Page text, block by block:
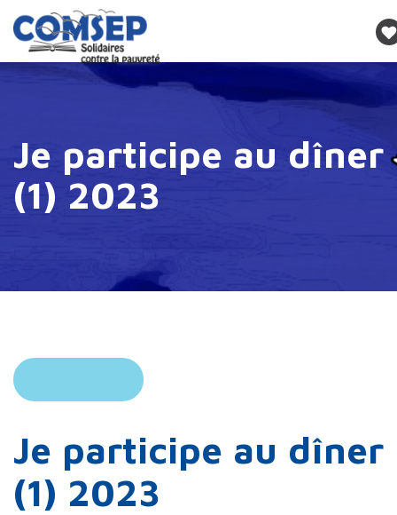
Je participe au dîner
(1) 2023
Je participe au dîner
(1) 2023